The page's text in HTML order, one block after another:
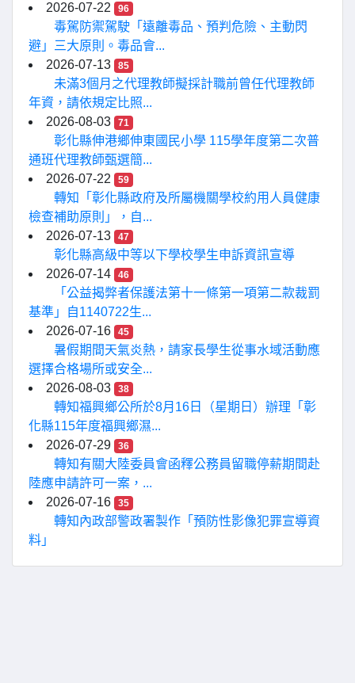
2026-07-22
96
毒駕防禦駕駛「遠離毒品、預判危險、主動閃
避」三大原則。毒品會...
2026-07-13
85
未滿3個月之代理教師擬採計職前曾任代理教師
年資，請依規定比照...
2026-08-03
71
彰化縣伸港鄉伸東國民小學 115學年度第二次普
通班代理教師甄選簡...
2026-07-22
59
轉知「彰化縣政府及所屬機關學校約用人員健康
檢查補助原則」，自...
2026-07-13
47
彰化縣高級中等以下學校學生申訴資訊宣導
2026-07-14
46
「公益揭弊者保護法第十一條第一項第二款裁罰
基準」自1140722生...
2026-07-16
45
暑假期間天氣炎熱，請家長學生從事水域活動應
選擇合格場所或安全...
2026-08-03
38
轉知福興鄉公所於8月16日（星期日）辦理「彰
化縣115年度福興鄉濕...
2026-07-29
36
轉知有關大陸委員會函釋公務員留職停薪期間赴
陸應申請許可一案，...
2026-07-16
35
轉知內政部警政署製作「預防性影像犯罪宣導資
料」